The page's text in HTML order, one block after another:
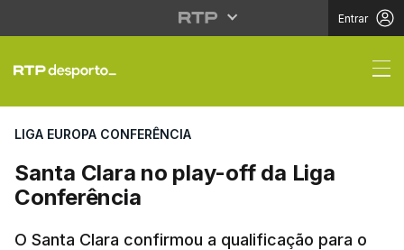
Entrar
Santa Clara no play-
LIGA EUROPA CONFERÊNCIA
Santa Clara no play-off da Liga
Conferência
O Santa Clara confirmou a qualificação para o